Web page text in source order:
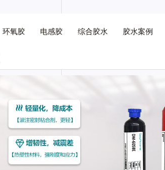
环氧胶 电感胶 综合胶水 胶水案例